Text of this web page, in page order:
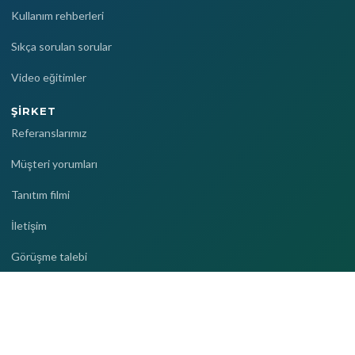
Kullanım rehberleri
Sıkça sorulan sorular
Video eğitimler
ŞIRKET
Referanslarımız
Müşteri yorumları
Tanıtım filmi
İletişim
Görüşme talebi